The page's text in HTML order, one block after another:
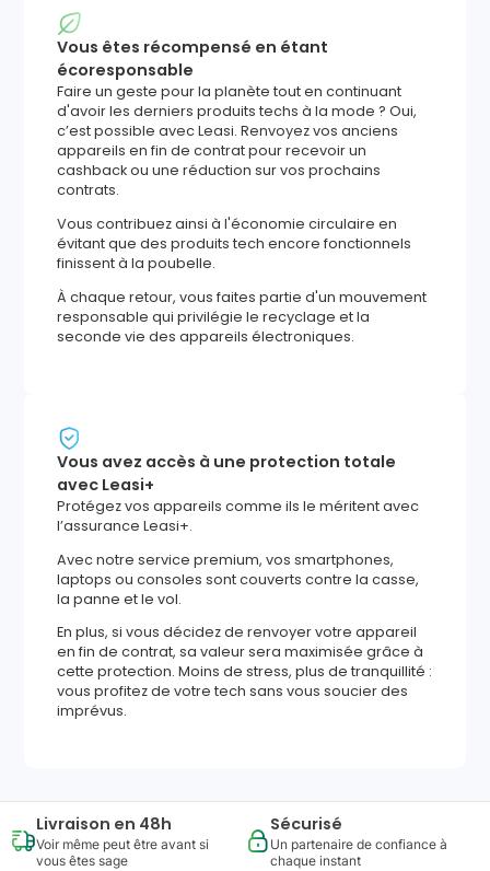
Vous êtes récompensé en étant
écoresponsable
Faire un geste pour la planète tout en continuant
d'avoir les derniers produits techs à la mode ? Oui,
c’est possible avec Leasi. Renvoyez vos anciens
appareils en fin de contrat pour recevoir un
cashback ou une réduction sur vos prochains
contrats.
Vous contribuez ainsi à l'économie circulaire en
évitant que des produits tech encore fonctionnels
finissent à la poubelle.
À chaque retour, vous faites partie d'un mouvement
responsable qui privilégie le recyclage et la
seconde vie des appareils électroniques.
Vous avez accès à une protection totale
avec Leasi+
Protégez vos appareils comme ils le méritent avec
l’assurance Leasi+.
Avec notre service premium, vos smartphones,
laptops ou consoles sont couverts contre la casse,
la panne et le vol.
En plus, si vous décidez de renvoyer votre appareil
en fin de contrat, sa valeur sera maximisée grâce à
cette protection. Moins de stress, plus de tranquillité :
vous profitez de votre tech sans vous soucier des
imprévus.
Livraison en 48h
Voir même peut être avant si
vous êtes sage
Sécurisé
Un partenaire de confiance à
chaque instant